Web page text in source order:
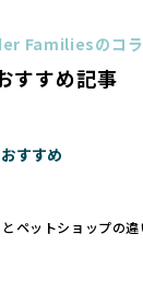
とどまっているこ
んの心身の福祉や
て選択の判断が
載が許可される
ーの姿勢が見えに
ブリーダーが記
ケアの状況がわ
や断耳（耳を切る
、ワンちゃんの身
れることで他の
た処置が禁止さ
場合があります。
を優先し、ワン
耳を行いません。
Familiesのコ
すすめ記事
すすめ
ペットショップの